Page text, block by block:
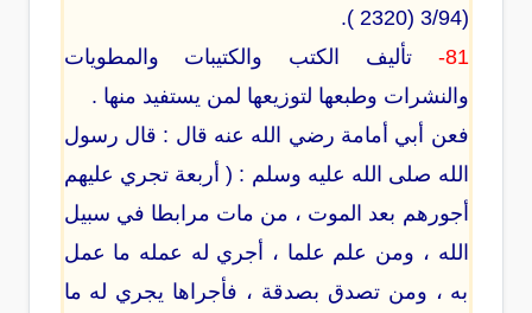
(3/94 (2320 ).
81-
تأليف الكتب والكتيبات والمطويات
والنشرات وطبعها لتوزيعها لمن يستفيد منها .
فعن أبي أمامة رضي الله عنه قال : قال رسول
الله صلى الله عليه وسلم : ( أربعة تجري عليهم
أجورهم بعد الموت ، من مات مرابطا في سبيل
الله ، ومن علم علما ، أجري له عمله ما عمل
به ، ومن تصدق بصدقة ، فأجراها يجري له ما